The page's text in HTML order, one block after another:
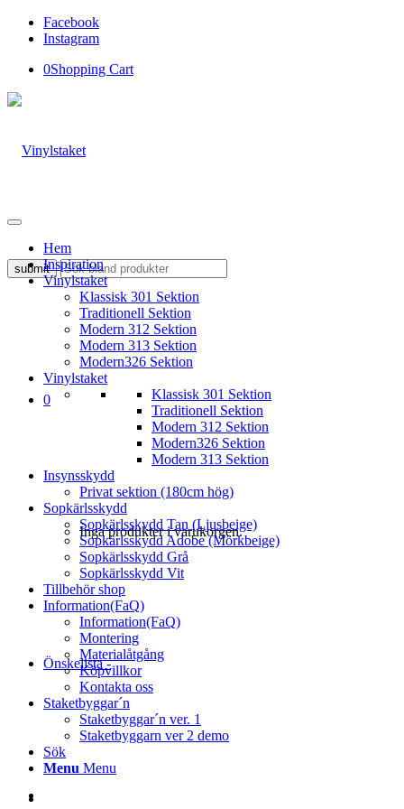
Facebook
Instagram
0Shopping Cart
0
Inga produkter i varukorgen.
Önskelista -
Hem
Inspiration
Vinylstaket
Klassisk 301 Sektion
Traditionell Sektion
Modern 312 Sektion
Modern 313 Sektion
Modern326 Sektion
Vinylstaket
Klassisk 301 Sektion
Traditionell Sektion
Modern 312 Sektion
Modern326 Sektion
Modern 313 Sektion
Insynsskydd
Privat sektion (180cm hög)
Sopkärlsskydd
Sopkärlsskydd Tan (Ljusbeige)
Sopkärlsskydd Adobe (Mörkbeige)
Sopkärlsskydd Grå
Sopkärlsskydd Vit
Tillbehör shop
Information(FaQ)
Information(FaQ)
Montering
Materialåtgång
Köpvillkor
Kontakta oss
Staketbyggar´n
Staketbyggar´n ver. 1
Staketbyggarn ver 2 demo
Sök
Menu Menu